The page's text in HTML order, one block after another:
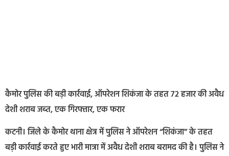
कैमोर पुलिस की बड़ी कार्रवाई, ऑपरेशन शिकंजा के तहत 72 हजार की अवैध
देशी शराब जब्त, एक गिरफ्तार, एक फरार
कटनी। जिले के कैमोर थाना क्षेत्र में पुलिस ने ऑपरेशन “शिकंजा” के तहत
बड़ी कार्रवाई करते हुए भारी मात्रा में अवैध देशी शराब बरामद की है। पुलिस ने